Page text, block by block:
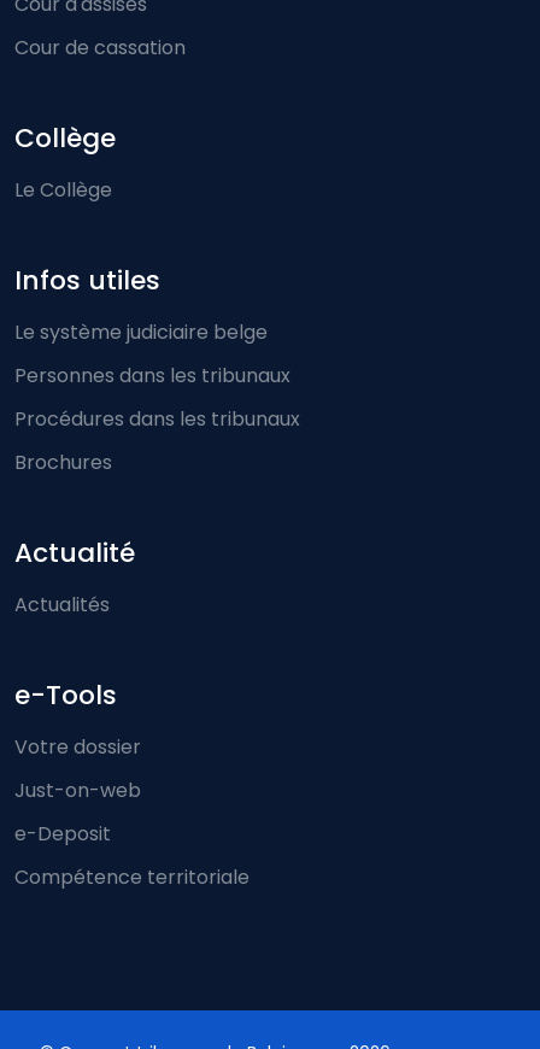
Cour de cassation
Collège
Le Collège
Infos utiles
Le système judiciaire belge
Personnes dans les tribunaux
Procédures dans les tribunaux
Brochures
Actualité
Actualités
e-Tools
Votre dossier
Just-on-web
e-Deposit
Compétence territoriale